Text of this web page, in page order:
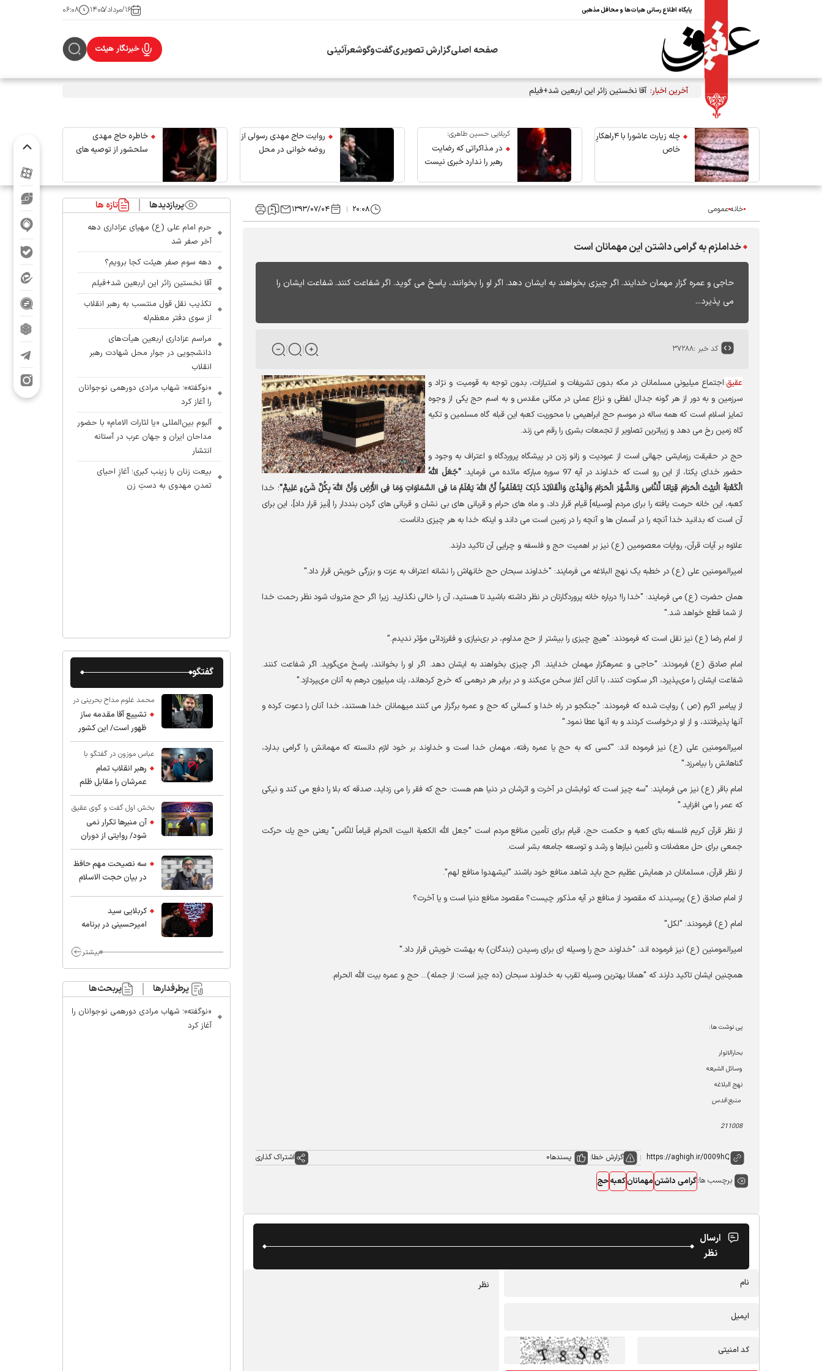
پایگاه اطلاع رسانی هیات‌ها و محافل مذهبی ۱۶/مرداد/۱۴۰۵ ۰۶:۰۸
صفحه اصلیگزارش تصویریگفت‌وگوشعرآئینی خبرنگار هیئت
آخرین اخبار: آقا نخستین زائر این اربعین شد+فیلم
چله زیارت عاشورا با ۴راهکارِ
خاص
کربلایی حسین طاهری:
در مذاکراتی که رضایت
رهبر را ندارد خبری نیست
روایت حاج مهدی رسولی از
روضه خوانی در محل
خاطره حاج مهدی
سلحشور از توصیه های
خانهعمومی ۲۰:۰۸ ۱۳۹۳/۰۷/۰۴
خداملزم به گرامی داشتن این مهمانان است
حاجى و عمره‏ گزار مهمان خدایند. اگر چیزى بخواهند به ایشان دهد. اگر او را بخوانند، پاسخ می گوید. اگر شفاعت كنند. شفاعت ایشان را
مى پذیرد...
کد خبر :۳۷۲۸۸
عقیق:اجتماع میلیونی مسلمانان در مکه بدون تشریفات و امتیازات، بدون توجه به قومیت و نژاد و
سرزمین و به دور از هر گونه جدال لفظی و نزاع عملی در مکانی مقدس و به اسم حج یکی از وجوه
تمایز اسلام است که همه ساله در موسم حج ابراهیمی با محوریت کعبه این قبله گاه مسلمین و تکیه
گاه زمین رخ می دهد و زیباترین تصاویر از تجمعات بشری را رقم می زند.
حج در حقیقت رزمایشی جهانی است از عبودیت و زانو زدن در پیشگاه پروردگاه و اعتراف به وجود و
حضور خدای یکتا، از این رو است که خداوند در آیه 97 سوره مبارکه مائده می فرماید:
"جَعَلَ اللّهُ
الْکَعْبَةَ الْبَیْتَ الْحَرَامَ قِیَامًا لِّلنَّاسِ وَالشَّهْرَ الْحَرَامَ وَالْهَدْیَ وَالْقَلاَئِدَ ذَلِکَ لِتَعْلَمُواْ أَنَّ اللّهَ یَعْلَمُ مَا فِی السَّمَاوَاتِ وَمَا فِی الأَرْضِ وَأَنَّ اللّهَ بِکُلِّ شَیْءٍ عَلِیمٌ"؛ خدا
کعبه، این خانه حرمت یافته را برای مردم [وسیله] قیام قرار داد، و ماه های حرام و قربانی های بی نشان و قربانی های گردن بنددار را [نیز قرار داد]، این برای
آن است که بدانید خدا آنچه را در آسمان ها و آنچه را در زمین است می داند و اینکه خدا به هر چیزی داناست.
علاوه بر آیات قرآن، روایات معصومین (ع) نیز بر اهمیت حج و فلسفه و چرایی آن تاکید دارند.
امیرالمومنین علی (ع) در خطبه یک نهج البلاغه می فرمایند: "خداوند سبحان حج ‏خانه‏اش را نشانه اعتراف به عزت و بزرگی خویش قرار داد."
همان حضرت (ع) می فرمایند: "خدا را! درباره خانه پروردگارتان در نظر داشته باشید تا هستید، آن را خالى نگذارید. زیرا اگر حج متروك شود نظر رحمت ‏خدا
از شما قطع خواهد شد."
از امام رضا (ع) نیز نقل است كه فرمودند: "هیچ چیزى را بیشتر از حج مداوم، در بى‏نیازى و فقرزدائى مؤثر ندیدم."
امام صادق (ع) فرمودند: "حاجى و عمره‏گزار مهمان خدایند. اگر چیزى بخواهند به ایشان دهد. اگر او را بخوانند، پاسخ مى‏گوید. اگر شفاعت كنند.
شفاعت ایشان را مى‏پذیرد، اگر سكوت كنند، با آنان آغاز سخن مى‏كند و در برابر هر درهمى كه خرج كرده‏اند، یك میلیون درهم به آنان مى‏پردازد."
از پیامبر اکرم (ص ) روایت شده که فرمودند: "جنگجو در راه خدا و کسانی که حج و عمره برگزار می کنند میهمانان خدا هستند، خدا آنان را دعوت کرده و
آنها پذیرفتند، و از او درخواست کردند و به آنها عطا نمود."
امیرالمومنین علی (ع) نیز فرموده اند: "کسی که به حج یا عمره رفته، مهمان خدا است و خداوند بر خود لازم دانسته که مهمانش را گرامی بدارد،
گناهانش را بیامرزد."
امام باقر (ع) نیز می فرمایند: "سه چیز است که ثوابشان در آخرت و اثرشان در دنیا هم هست: حج که فقر را می زداید، صدقه که بلا را دفع می کند و نیکی
که عمر را می افزاید."
از نظر قرآن كريم فلسفه بناى كعبه و حكمت حج، قيام براى تأمين منافع مردم است "جعل الله الكعبة البيت الحرام قياماً للنّاس" يعنى حج يك حركت
جمعى براى حل معضلات و تأمين نيازها و رشد و توسعه جامعه بشر است.
از نظر قرآن، مسلمانان در همايش عظيم حج بايد شاهد منافع خود باشند "ليشهدوا منافع لهم".
از امام صادق (ع) پرسيدند كه مقصود از منافع در آيه مذكور چيست؟ مقصود منافع دنيا است و يا آخرت؟
امام (ع) فرمودند: "لكل"
امیرالمومنین (ع) نیز فرموده اند: "خداوند حج را وسیله‏ ای برای رسیدن (بندگان) به بهشت خویش قرار داد."
همچنین ایشان تاکید دارند که "همانا بهترین وسیله تقرب به خداوند سبحان (ده چیز است؛ از جمله)... حج و عمره بیت اللّه‏ الحرام.
پی نوشت ها:
بحارالانوار
وسائل الشیعه
نهج البلاغه
منبع:قدس
211008
گزارش خطا پسندها0 اشتراک گذاری
برچسب ها:گرامی داشتنمهمانانکعبهحج
ارسال
نظر
پربازدیدها تازه ها
حرم امام علی (ع) مهیای عزاداری دهه
آخر صفر شد
دهه سوم صفر هیئت کجا برویم؟
آقا نخستین زائر این اربعین شد+فیلم
تکذیب نقل قول منتسب به رهبر انقلاب
از سوی دفتر معظم‌له
مراسم عزاداری اربعین هیأت‌های
دانشجویی در جوار محل شهادت رهبر
انقلاب
«نوگفته»؛ شهاب مرادی دورهمی نوجوانان
را آغاز کرد
آلبوم بین‌المللی «یا لثارات الامام» با حضور
مداحان ایران و جهان عرب در آستانه
انتشار
بیعت زنان با زینب کبری؛ آغازِ احیای
تمدنِ مهدوی به دستِ زن
گفتگو
محمد غلوم مداح بحرینی در
گفت و گو با عقیق:
تشییع آقا مقدمه ساز
ظهور است/ این کشور
صاحب دارد
عباس موزون در گفتگو با
عقیق:رهبر انقلاب تمام
عمرشان را مقابل ظلم
ایستادند پس نباید از
شهادت ایشان شگفت
زده شد
بخش اول گفت و گوی عقیق
با استاد حسین انصاریان:
آن منبرها تکرار نمی
شود/ روایتی از دوران
کودکی و نوجوانی این
واعظ بزرگ و نویسنده و
پژوهشگر جهان اسلام
سه نصیحت مهم حافظ
در بیان حجت الاسلام
کربلایی سید
امیر‌حسینی در برنامه
محسن چاوشی چه
مراقب ماست/ مردم
دهن تفرقه افکنان بزنند
بیشتر
پرطرفدارها پربحث‌ها
«نوگفته»؛ شهاب مرادی دورهمی نوجوانان را
آغاز کرد